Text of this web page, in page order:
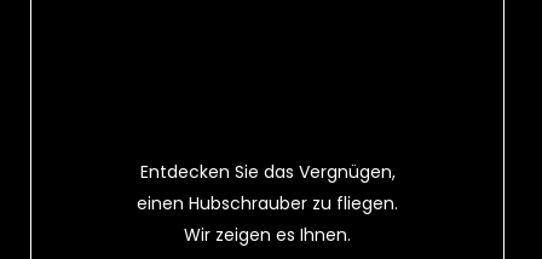
Entdecken Sie das Vergnügen,
einen Hubschrauber zu fliegen.
Wir zeigen es Ihnen.